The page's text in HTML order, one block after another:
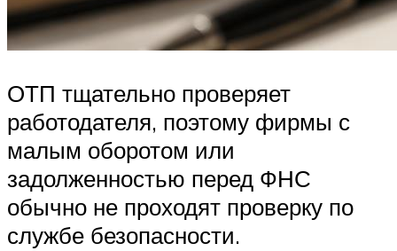
ОТП тщательно проверяет
работодателя, поэтому фирмы с
малым оборотом или
задолженностью перед ФНС
обычно не проходят проверку по
службе безопасности.